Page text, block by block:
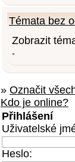
Témata bez
Zobrazit
-
» Označit
Kdo je online?
Přihlášení
Uživatelské
Heslo: